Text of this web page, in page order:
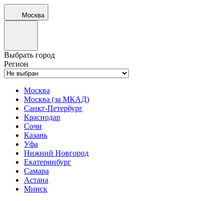
Москва
Выбрать город
Регион
Москва
Москва (за МКАД)
Санкт-Петербург
Краснодар
Сочи
Казань
Уфа
Нижний Новгород
Екатеринбург
Самара
Астана
Минск